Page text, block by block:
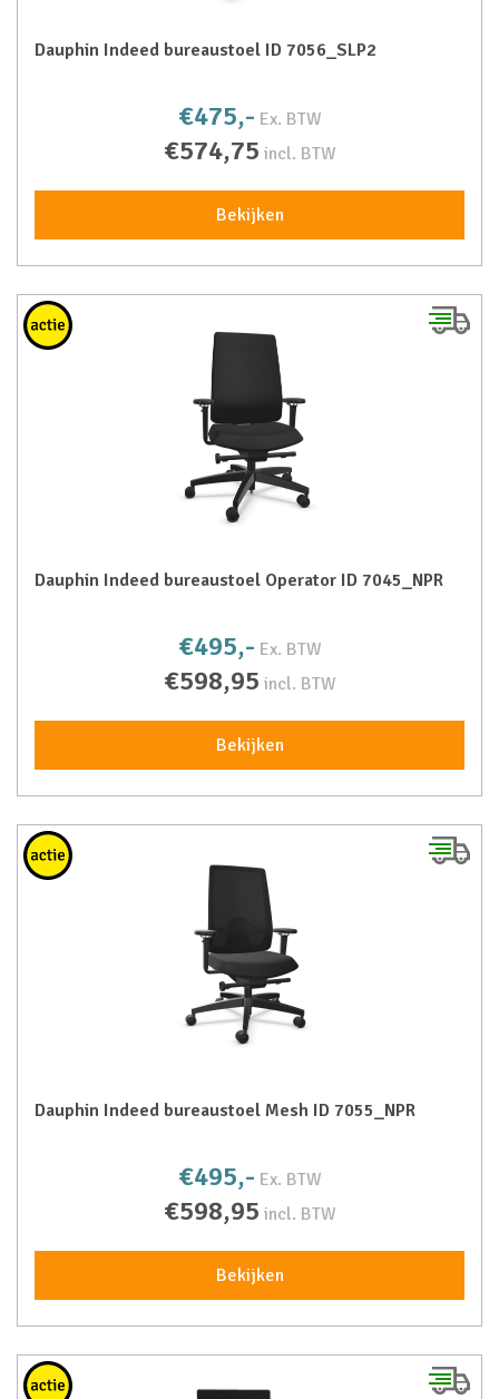
Dauphin Indeed bureaustoel ID 7056_SLP2
€475,- Ex. BTW
€574,75 incl. BTW
Bekijken
Dauphin Indeed bureaustoel Operator ID 7045_NPR
€495,- Ex. BTW
€598,95 incl. BTW
Bekijken
Dauphin Indeed bureaustoel Mesh ID 7055_NPR
€495,- Ex. BTW
€598,95 incl. BTW
Bekijken